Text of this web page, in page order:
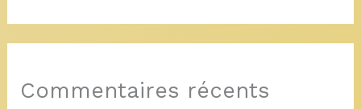
Commentaires récents